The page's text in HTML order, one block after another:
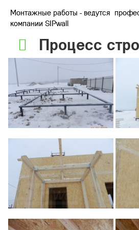
Монтажные работы - ведутся
компании SIPwall
Процесс